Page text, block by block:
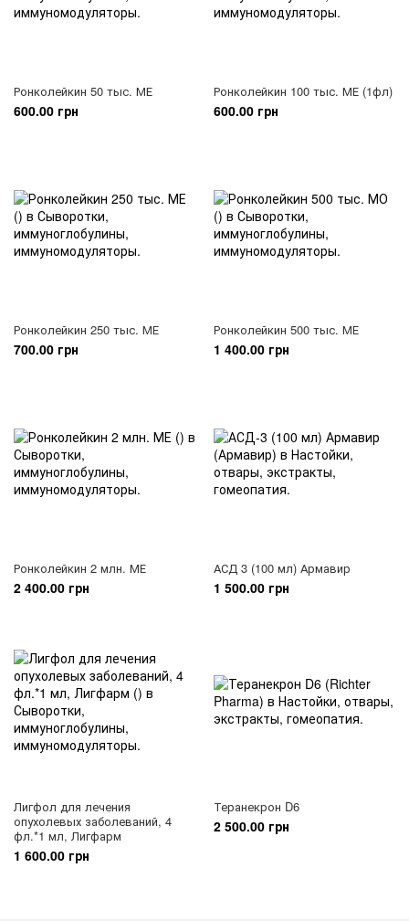
Ронколейкин 50 тыс. МЕ
600.00 грн
Ронколейкин 100 тыс. МЕ (1фл)
600.00 грн
Ронколейкин 250 тыс. МЕ
700.00 грн
Ронколейкин 500 тыс. МЕ
1 400.00 грн
Ронколейкин 2 млн. МЕ
2 400.00 грн
АСД 3 (100 мл) Армавир
1 500.00 грн
Лигфол для лечения
опухолевых заболеваний, 4
фл.*1 мл, Лигфарм
1 600.00 грн
Теранекрон D6
2 500.00 грн